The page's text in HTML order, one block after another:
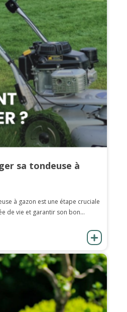
sa tondeuse à
à gazon est une étape cruciale
de vie et garantir son bon...